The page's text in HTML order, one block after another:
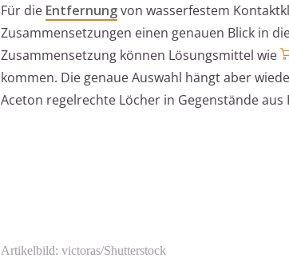
Für die Entfernungvon wasserfestem
Zusammensetzungen einen genauen Blick in
Zusammensetzung können Lösungsmittel wie
kommen. Die genaue Auswahl hängt aber
Aceton regelrechte Löcher in Gegenstände aus
Artikelbild: victoras/Shutterstock